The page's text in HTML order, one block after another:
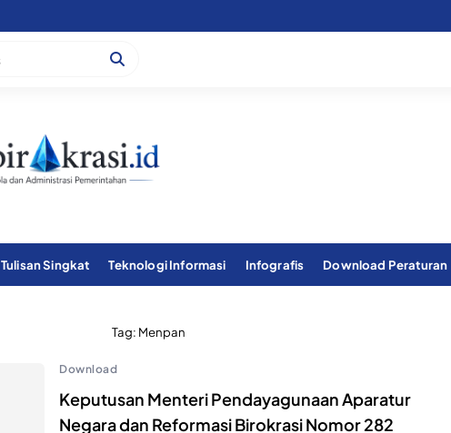
Tulisan Singkat Teknologi Informasi Infografis Download Peraturan
Tag: Menpan
Download
Keputusan Menteri Pendayagunaan Aparatur
Negara dan Reformasi Birokrasi Nomor 282